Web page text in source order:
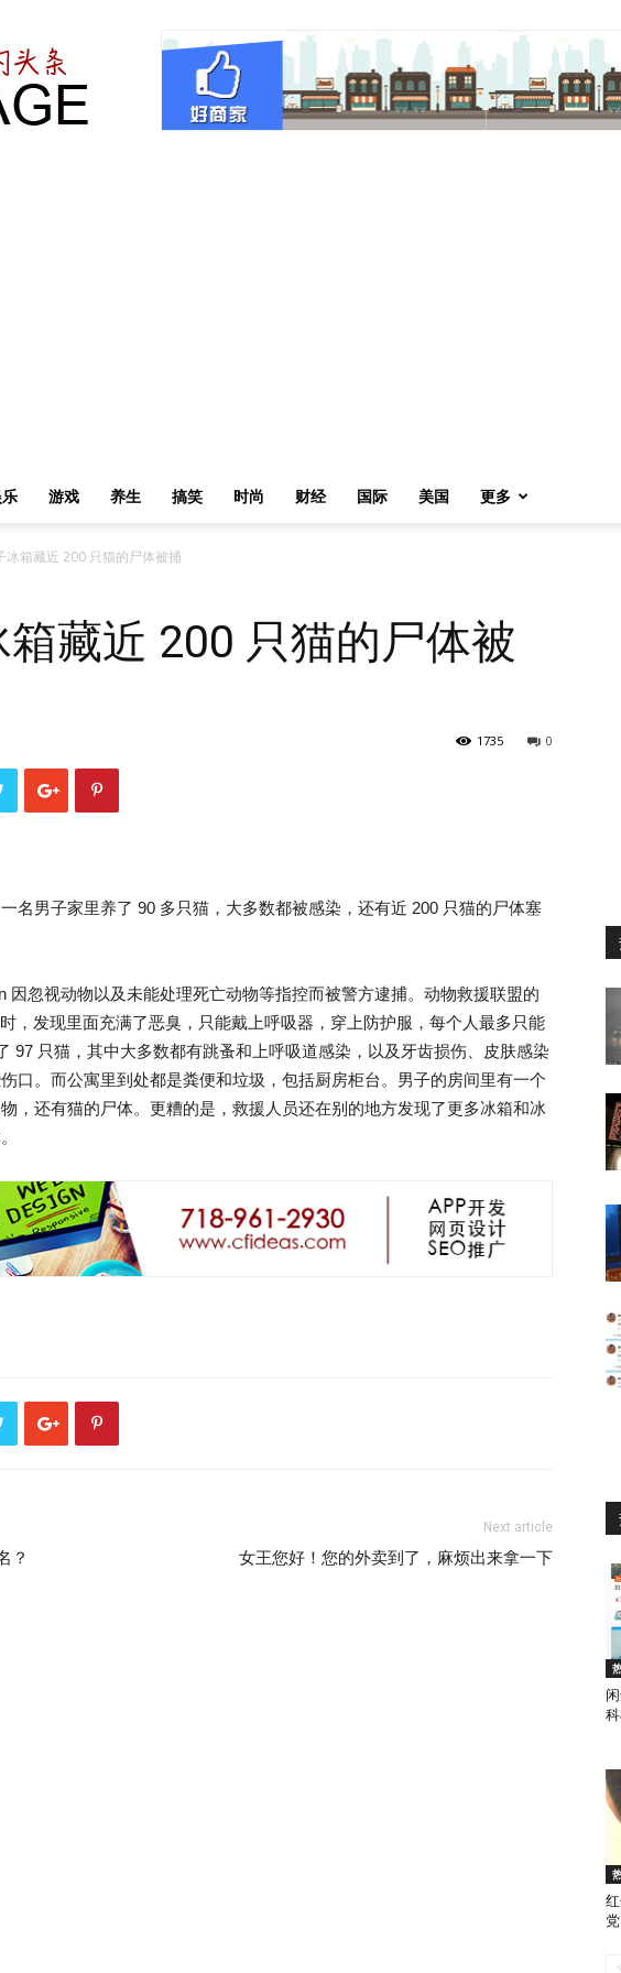
游戏 养生 搞笑 时尚 财经 国际 美国 更多
冰箱藏近 200 只猫的尸体被捕
藏近 200 只猫的尸体被
0
1735
名男子家里养了 90 多只猫，大多数都被感染，还有近 200 只猫的尸体塞
因忽视动物以及未能处理死亡动物等指控而被警方逮捕。动物救援联盟的
，发现里面充满了恶臭，只能戴上呼吸器，穿上防护服，每个人最多只能
97 只猫，其中大多数都有跳蚤和上呼吸道感染，以及牙齿损伤、皮肤感染
口。而公寓里到处都是粪便和垃圾，包括厨房柜台。男子的房间里有一个
，还有猫的尸体。更糟的是，救援人员还在别的地方发现了更多冰箱和冰
？
Next article
女王您好！您的外卖到了，麻烦出来拿一下